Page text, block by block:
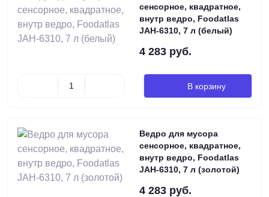
сенсорное, квадратное,
внутр ведро, Foodatlas
JAH-6310, 7 л (белый)
4 283 руб.
В корзину
Ведро для мусора
сенсорное, квадратное,
внутр ведро, Foodatlas
JAH-6310, 7 л (золотой)
4 283 руб.